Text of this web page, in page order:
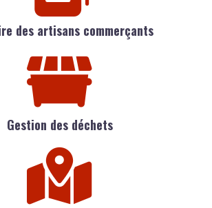
des artisans commerçants
Gestion des déchets